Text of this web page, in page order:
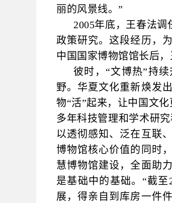
丽的风景线。”
2005年底，王春法
政策研究。这段经历，
中国国家博物馆馆长后
彼时，“文博热”持
野。华夏文化重新焕发
物“活”起来，让中国文
多年科技管理和学术研
以透彻感知、泛在互联
博物馆核心价值的同时
慧博物馆建设，全面助
是基础中的基础。“截
展，得亲自到库房一件